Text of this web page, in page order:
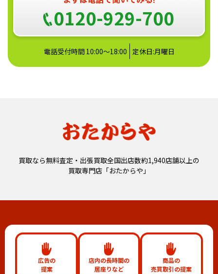
0120-929-700
電話受付時間 10:00〜18:00 定休日:月曜日
買取なら無料査定・出張買取全国出店数約1,940店舗以上の
買取専門店「おたからや」
広告の
提案
店内の長時間の
居座りなど
商品の
売買取引の提案